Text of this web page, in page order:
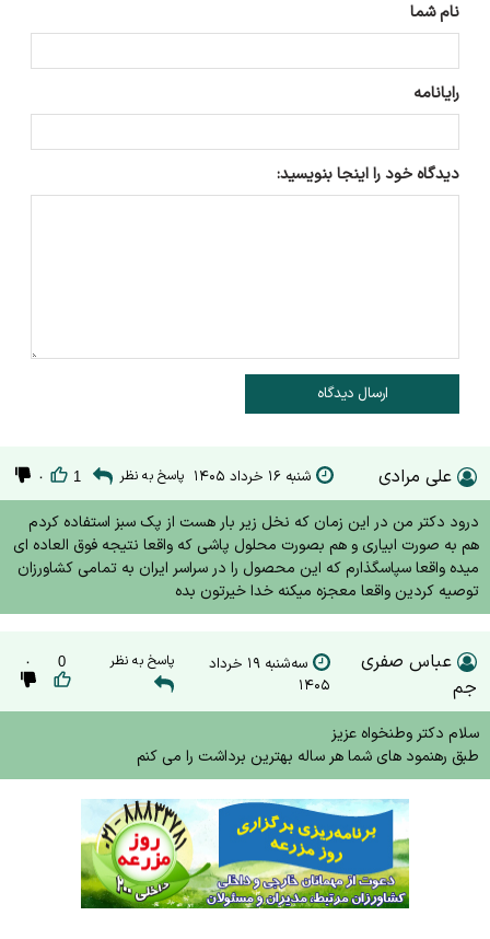
نام شما
رایانامه
دیدگاه خود را اینجا بنویسید:
ارسال دیدگاه
علی مرادی شنبه ۱۶ خرداد ۱۴۰۵ پاسخ به نظر 1 ۰
درود دکتر من در این زمان که نخل زیر بار هست از پک سبز استفاده کردم
هم به صورت ابیاری و هم بصورت محلول پاشی که واقعا نتیجه فوق العاده ای
میده واقعا سپاسگذارم که این محصول را در سراسر ایران به تمامی کشاورزان
توصیه کردین واقعا معجزه میکنه خدا خیرتون بده
عباس صفری
جم
سه‌شنبه ۱۹ خرداد
۱۴۰۵
پاسخ به نظر 0 ۰
سلام دکتر وطنخواه عزیز
طبق رهنمود های شما هر ساله بهترین برداشت را می کنم